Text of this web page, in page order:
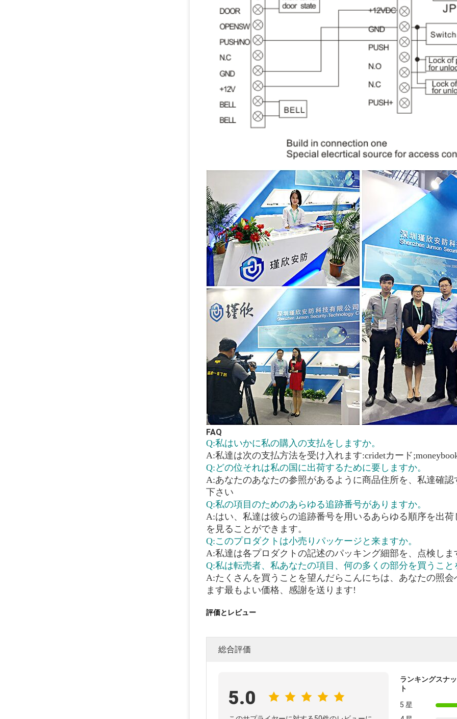
FAQ
Q:私はいかに私の購入の支払をしますか。
A:私達は次の支払方法を受け入れます:cridetカード
Q:どの位それは私の国に出荷するために要しますか。
A:あなたのあなたの参照があるように商品住所を、私達確
下さい
Q:私の項目のためのあらゆる追跡番号がありますか。
A:はい、私達は彼らの追跡番号を用いるあらゆる順序を出
を見ることができます。
Q:このプロダクトは小売りパッケージと来ますか。
A:私達は各プロダクトの記述のパッキング細部を、点検し
Q:私は転売者、私あなたの項目、何の多くの部分を買うこ
A:たくさんを買うことを望んだらこんにちは、あなたの照
ます最もよい価格、感謝を送ります!
評価とレビュー
総合評価
5.0
ランキングスナ
ト
5 星